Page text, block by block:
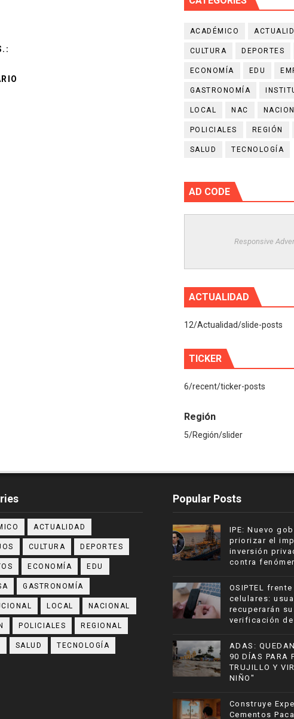
ACADÉMICO
CULTURA DEPORTES
ECONOMÍA EDU
GASTRONOMÍA
LOCAL NAC
POLICIALES REGIÓN
SALUD TECNOLOGÍA
AD CODE
Responsive
ACTUALIDAD
12/Actualidad/slide-posts
TICKER
6/recent/ticker-posts
Región
5/Región/slider
ACTUALIDAD
CULTURA DEPORTES
ECONOMÍA EDU
GASTRONOMÍA
LOCAL NACIONAL
POLICIALES REGIONAL
SALUD TECNOLOGÍA
Popular Posts
IPE: Nuevo
priorizar el
inversión
contra
OSIPTEL
celulares:
recuperarán
verificación
ADAS:
90 DÍAS PARA
TRUJILLO Y
NIÑO"
Construye
Cementos